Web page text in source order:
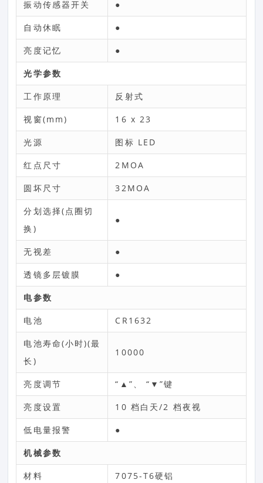
振动传感器开关 ●
自动休眠 ●
亮度记忆 ●
光学参数
工作原理 反射式
视窗(mm) 16 x 23
光源 图标 LED
红点尺寸 2MOA
圆坏尺寸 32MOA
分划选择(点圈切
换)
●
无视差 ●
透镜多层镀膜 ●
电参数
电池 CR1632
电池寿命(小时)(最
长)
10000
亮度调节 “▲”、 “▼”键
亮度设置 10 档白天/2 档夜视
低电量报警 ●
机械参数
材料 7075-T6硬铝